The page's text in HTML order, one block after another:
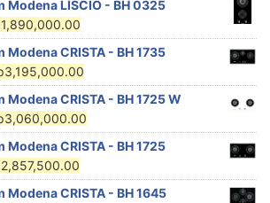
Modena LISCIO - BH 0325
1,890,000.00
Modena CRISTA - BH 1735
3,195,000.00
Modena CRISTA - BH 1725 W
3,060,000.00
Modena CRISTA - BH 1725
2,857,500.00
Modena CRISTA - BH 1645